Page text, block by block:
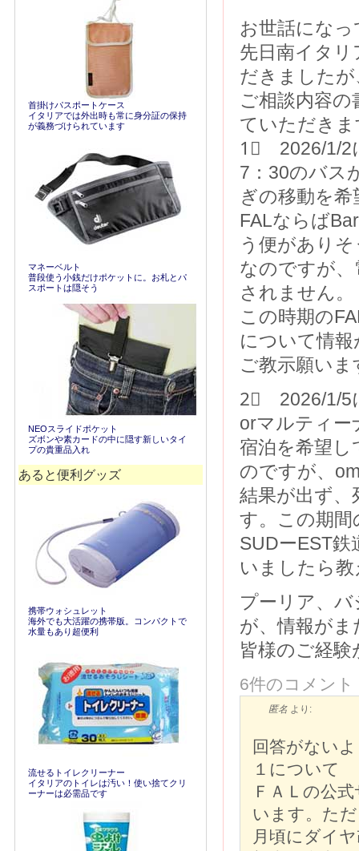
お世話にな
先日南イタ
だきましたが
ご相談内容
ていただきま
1⃣ 2026/1/2
7：30のバス
ぎの移動を
FALならば
う便がありそ
なのですが
されません。
この時期の
について情
ご教示願いま
2⃣ 2026/1/5
orマルティー
宿泊を希望し
のですが、
結果が出ず、
す。この期間
SUDーEST
いましたら
プーリア、
が、情報が
皆様のご経
6件のコメント
匿名 より:
回答がない
１について
ＦＡＬの公
います。た
月頃にダイ
首掛けパスポートケース
イタリアでは外出時も常に身分証の保持
が義務づけられています
マネーベルト
普段使う小銭だけポケットに。お札とパ
スポートは隠そう
NEOスライドポケット
ズボンや素カードの中に隠す新しいタイ
プの貴重品入れ
あると便利グッズ
携帯ウォシュレット
海外でも大活躍の携帯版。コンパクトで
水量もあり超便利
流せるトイレクリーナー
イタリアのトイレは汚い！使い捨てクリ
ーナーは必需品です